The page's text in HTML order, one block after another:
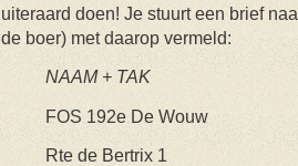
uiteraard doen! Je stuurt een brief
de boer) met daarop vermeld:
NAAM + TAK
FOS 192e De Wouw
Rte de Bertrix 1